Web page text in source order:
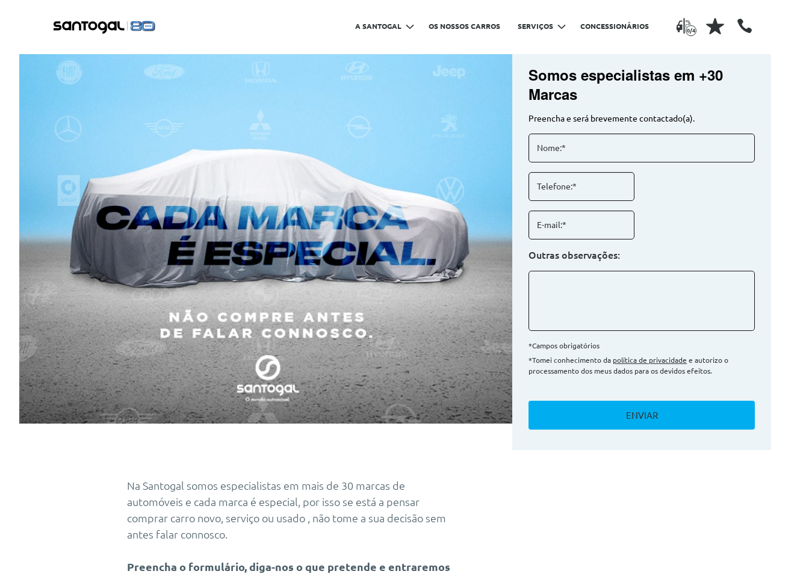
0/4
A SANTOGAL OS NOSSOS CARROS SERVIÇOS CONCESSIONÁRIOS
Somos especialistas em +30
Marcas
Preencha e será brevemente contactado(a).
Nome:*
Telefone:*
E-mail:*
Outras observações:
*Campos obrigatórios
*Tomei conhecimento da política de privacidade e autorizo o
processamento dos meus dados para os devidos efeitos.
ENVIAR
Na Santogal somos especialistas em mais de 30 marcas de
automóveis e cada marca é especial, por isso se está a pensar
comprar carro novo, serviço ou usado , não tome a sua decisão sem
antes falar connosco.
Preencha o formulário, diga-nos o que pretende e entraremos